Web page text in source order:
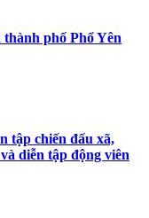
phố Phổ Yên
tập chiến đấu xã,
diễn tập động viên